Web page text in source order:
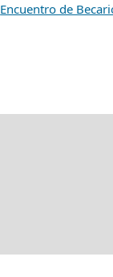
Encuentro de